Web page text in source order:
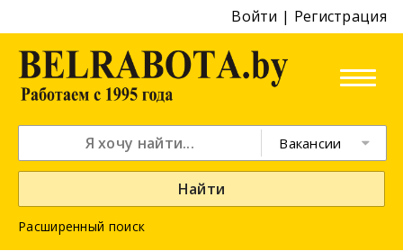
Войти | Регистрация
Вакансии
Найти
Расширенный поиск